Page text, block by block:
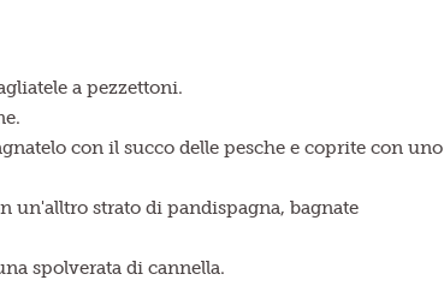
a pezzettoni.
con il succo delle pesche e coprite con uno
un'alltro strato di pandispagna, bagnate
spolverata di cannella.